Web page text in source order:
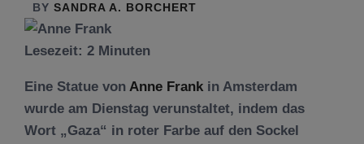
BY SANDRA A. BORCHERT
Lesezeit: 2 Minuten
Eine Statue von Anne Frank in Amsterdam
wurde am Dienstag verunstaltet, indem das
Wort „Gaza“ in roter Farbe auf den Sockel